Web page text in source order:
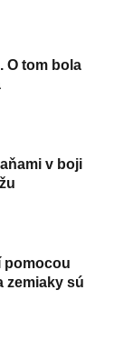
O tom bola
v boji
pomocou
zemiaky sú